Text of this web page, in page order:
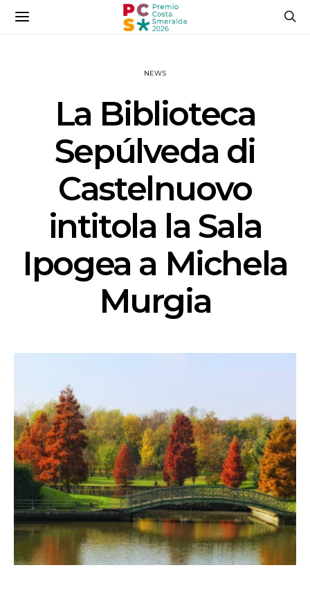
NEWS
La Biblioteca
Sepúlveda di
Castelnuovo
intitola la Sala
Ipogea a Michela
Murgia